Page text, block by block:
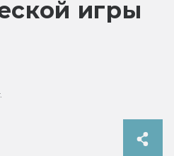
игры